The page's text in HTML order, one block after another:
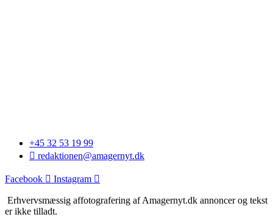
+45 32 53 19 99
redaktionen@amagernyt.dk
Facebook Instagram
Erhvervsmæssig affotografering af Amagernyt.dk annoncer og tekst
er ikke tilladt.